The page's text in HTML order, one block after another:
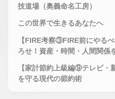
技道場（奥義命名工房）
この世界で生きるあなたへ
【FIRE考察③FIRE前にやる
ろせ！資産・時間・人間関係
【家計節約上級編⑨テレビ・
を守る現代の節約術
EXPANDED
VIEW
MAXIMUM
OBSERVING